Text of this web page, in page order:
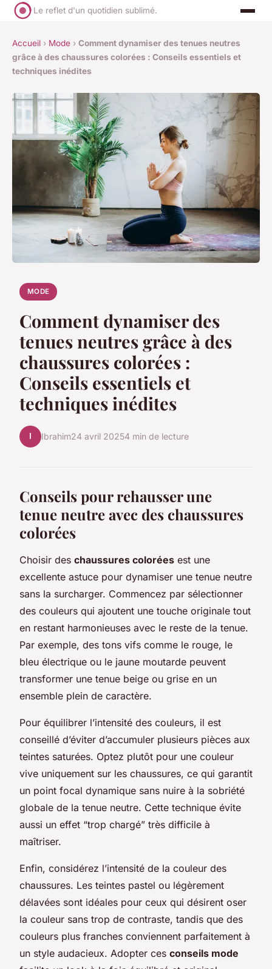
Le reflet d'un quotidien sublimé.
Accueil › Mode › Comment dynamiser des tenues neutres
grâce à des chaussures colorées : Conseils essentiels et
techniques inédites
MODE
Comment dynamiser des
tenues neutres grâce à des
chaussures colorées :
Conseils essentiels et
techniques inédites
I Ibrahim24 avril 20254 min de lecture
Conseils pour rehausser une
tenue neutre avec des chaussures
colorées
Choisir des chaussures colorées est une
excellente astuce pour dynamiser une tenue neutre
sans la surcharger. Commencez par sélectionner
des couleurs qui ajoutent une touche originale tout
en restant harmonieuses avec le reste de la tenue.
Par exemple, des tons vifs comme le rouge, le
bleu électrique ou le jaune moutarde peuvent
transformer une tenue beige ou grise en un
ensemble plein de caractère.
Pour équilibrer l’intensité des couleurs, il est
conseillé d’éviter d’accumuler plusieurs pièces aux
teintes saturées. Optez plutôt pour une couleur
vive uniquement sur les chaussures, ce qui garantit
un point focal dynamique sans nuire à la sobriété
globale de la tenue neutre. Cette technique évite
aussi un effet “trop chargé” très difficile à
maîtriser.
Enfin, considérez l’intensité de la couleur des
chaussures. Les teintes pastel ou légèrement
délavées sont idéales pour ceux qui désirent oser
la couleur sans trop de contraste, tandis que des
couleurs plus franches conviennent parfaitement à
un style audacieux. Adopter ces conseils mode